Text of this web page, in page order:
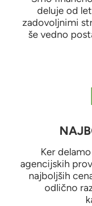
deluje od
zadovoljnimi
še vedno
Ker
agencijskih
najboljših
odlično